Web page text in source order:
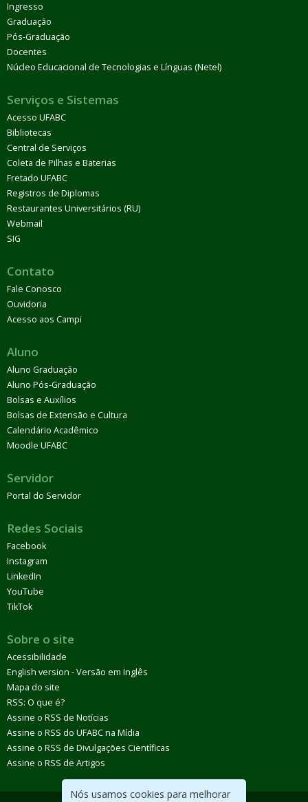
Nós usamos cookies para melhorar
Ingresso
Graduação
Pós-Graduação
Docentes
Núcleo Educacional de Tecnologias e Línguas (Netel)
Serviços e Sistemas
Acesso UFABC
Bibliotecas
Central de Serviços
Coleta de Pilhas e Baterias
Fretado UFABC
Registros de Diplomas
Restaurantes Universitários (RU)
Webmail
SIG
Contato
Fale Conosco
Ouvidoria
Acesso aos Campi
Aluno
Aluno Graduação
Aluno Pós-Graduação
Bolsas e Auxílios
Bolsas de Extensão e Cultura
Calendário Acadêmico
Moodle UFABC
Servidor
Portal do Servidor
Redes Sociais
Facebook
Instagram
LinkedIn
YouTube
TikTok
Sobre o site
Acessibilidade
English version - Versão em Inglês
Mapa do site
RSS: O que é?
Assine o RSS de Notícias
Assine o RSS do UFABC na Mídia
Assine o RSS de Divulgações Científicas
Assine o RSS de Artigos